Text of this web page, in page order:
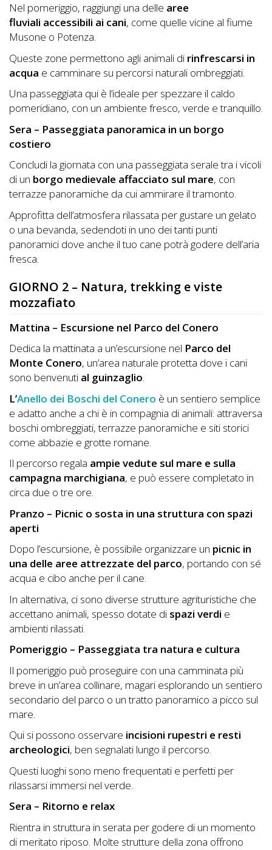
Nel pomeriggio, raggiungi una delle aree
fluviali accessibili ai cani, come quelle vicine al fiume
Musone o Potenza.
Queste zone permettono agli animali di rinfrescarsi in
acqua e camminare su percorsi naturali ombreggiati.
Una passeggiata qui è l’ideale per spezzare il caldo
pomeridiano, con un ambiente fresco, verde e tranquillo.
Sera – Passeggiata panoramica in un borgo
costiero
Concludi la giornata con una passeggiata serale tra i vicoli
di un borgo medievale affacciato sul mare, con
terrazze panoramiche da cui ammirare il tramonto.
Approfitta dell’atmosfera rilassata per gustare un gelato
o una bevanda, sedendoti in uno dei tanti punti
panoramici dove anche il tuo cane potrà godere dell’aria
fresca.
GIORNO 2 – Natura, trekking e viste
mozzafiato
Mattina – Escursione nel Parco del Conero
Dedica la mattinata a un’escursione nel Parco del
Monte Conero, un’area naturale protetta dove i cani
sono benvenuti al guinzaglio.
L’Anello dei Boschi del Conero è un sentiero semplice
e adatto anche a chi è in compagnia di animali: attraversa
boschi ombreggiati, terrazze panoramiche e siti storici
come abbazie e grotte romane.
Il percorso regala ampie vedute sul mare e sulla
campagna marchigiana, e può essere completato in
circa due o tre ore.
Pranzo – Picnic o sosta in una struttura con spazi
aperti
Dopo l’escursione, è possibile organizzare un picnic in
una delle aree attrezzate del parco, portando con sé
acqua e cibo anche per il cane.
In alternativa, ci sono diverse strutture agrituristiche che
accettano animali, spesso dotate di spazi verdi e
ambienti rilassati.
Pomeriggio – Passeggiata tra natura e cultura
Il pomeriggio può proseguire con una camminata più
breve in un’area collinare, magari esplorando un sentiero
secondario del parco o un tratto panoramico a picco sul
mare.
Qui si possono osservare incisioni rupestri e resti
archeologici, ben segnalati lungo il percorso.
Questi luoghi sono meno frequentati e perfetti per
rilassarsi immersi nel verde.
Sera – Ritorno e relax
Rientra in struttura in serata per godere di un momento
di meritato riposo. Molte strutture della zona offrono